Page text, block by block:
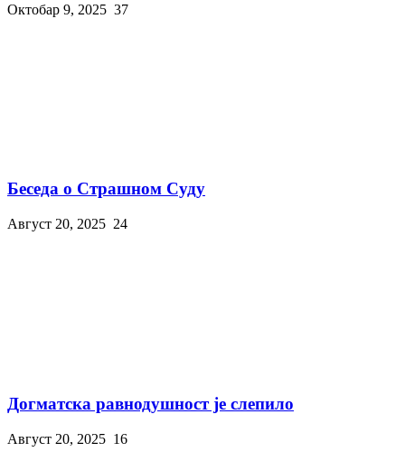
Октобар 9, 2025 37
Беседа о Страшном Суду
Август 20, 2025 24
Догматска равнодушност је слепило
Август 20, 2025 16